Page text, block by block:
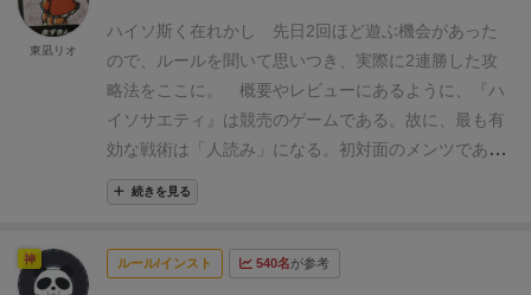
ップでわかりやすいものとなっています。ただ、私
は、イギリスのオスプレイゲームズ社のバージョンの
デザインがあまりに美しいので、わざわざそちらを購
入しました。（物好き） こちらは有名なアルフォン
ス・ミュシャのアート風の高級感あふれるデザインと
なっており、いかにも「古き良き時代のハイソサエテ
て、一見でわかりにくいことと、書いてある文字がフ
ランス語？なので、言語依存は全然ないので、わから
ハイソ斯く在れかし
先日2回ほど遊ぶ機会があった
ので、ルールを聞いて思いつき、実際に2連勝した攻
略法をここに。
概要やレビューにあるように、『ハ
イソサエティ』は競売のゲームである。故に、最も有
効な戦術は「人読み」になる。初対面のメンツであっ
ても、最初の商品を競り合う時にある程度の考え方が
読めるだろう。悩む時間の長さ、表情からも拾える性
しても無為に長くなるだけなので、一般的な攻略法を
続きを見る
東凪リオ
ルール/インスト 540名が参考
神